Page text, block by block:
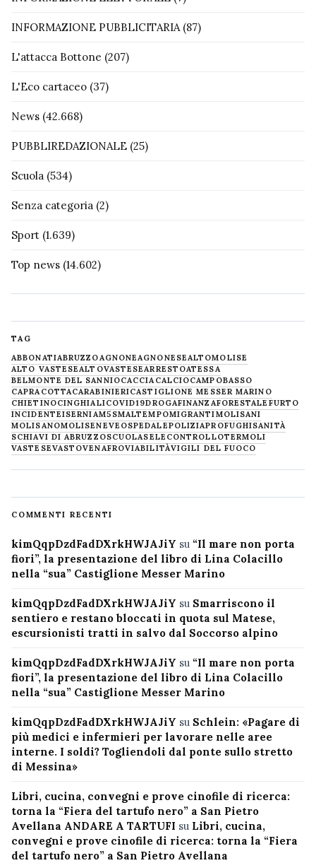
INFORMAZIONE PUBBLICITARIA (87)
L'attacca Bottone (207)
L'Eco cartaceo (37)
News (42.668)
PUBBLIREDAZIONALE (25)
Scuola (534)
Senza categoria (2)
Sport (1.639)
Top news (14.602)
TAG
ABBONATIABRUZZOAGNONEAGNONESEALTOMOLISE
ALTO VASTESEALTOVASTESEARRESTOATESSA
BELMONTE DEL SANNIOCACCIA CALCIOCAMPOBASSO
CAPRACOTTACARABINIERICASTIGLIONE MESSER MARINO
CHIETINOCINGHIALICOVID19DROGAFINANZAFORESTALE FURTO
INCIDENTEISERNIAM5SMALTEMPOMIGRANTIMOLISANI
MOLISANOMOLISENEVE OSPEDALEPOLIZIAPROFUGHISANITÀ
SCHIAVI DI ABRUZZOSCUOLASELECONTROLLOTERMOLI
VASTESEVASTOVENAFROVIABILITÀVIGILI DEL FUOCO
COMMENTI RECENTI
kimQqpDzdFadDXrkHWJAJiY su “Il mare non porta
fiori”, la presentazione del libro di Lina Colacillo
nella “sua” Castiglione Messer Marino
kimQqpDzdFadDXrkHWJAJiY su Smarriscono il
sentiero e restano bloccati in quota sul Matese,
escursionisti tratti in salvo dal Soccorso alpino
kimQqpDzdFadDXrkHWJAJiY su “Il mare non porta
fiori”, la presentazione del libro di Lina Colacillo
nella “sua” Castiglione Messer Marino
kimQqpDzdFadDXrkHWJAJiY su Schlein: «Pagare di
più medici e infermieri per lavorare nelle aree
interne. I soldi? Togliendoli dal ponte sullo stretto
di Messina»
Libri, cucina, convegni e prove cinofile di ricerca:
torna la “Fiera del tartufo nero” a San Pietro
Avellana ANDARE A TARTUFI su Libri, cucina,
convegni e prove cinofile di ricerca: torna la “Fiera
del tartufo nero” a San Pietro Avellana